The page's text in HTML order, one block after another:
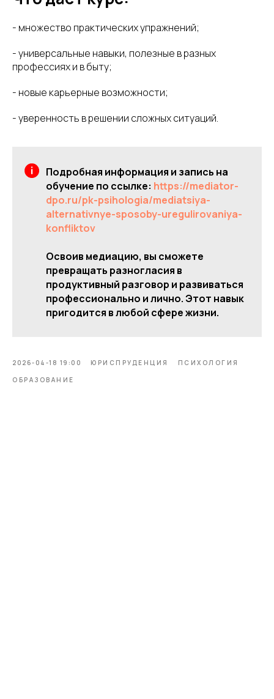
- множество практических упражнений;
- универсальные навыки, полезные в разных
профессиях и в быту;
- новые карьерные возможности;
- уверенность в решении сложных ситуаций.
Подробная информация и запись на
обучение по ссылке: https://mediator-
dpo.ru/pk-psihologia/mediatsiya-
alternativnye-sposoby-uregulirovaniya-
konfliktov
Освоив медиацию, вы сможете
превращать разногласия в
продуктивный разговор и развиваться
профессионально и лично. Этот навык
пригодится в любой сфере жизни.
2026-04-18 19:00 ЮРИСПРУДЕНЦИЯ
ПСИХОЛОГИЯ
ОБРАЗОВАНИЕ